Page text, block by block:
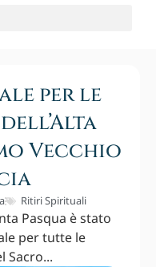
per le
Vecchio
Ritiri Spirituali
Pasqua è stato
per tutte le
Sacro...